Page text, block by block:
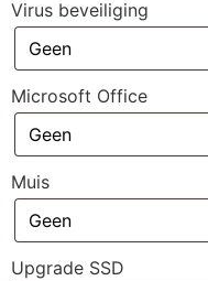
Virus beveiliging
Microsoft Office
Muis
Upgrade SSD